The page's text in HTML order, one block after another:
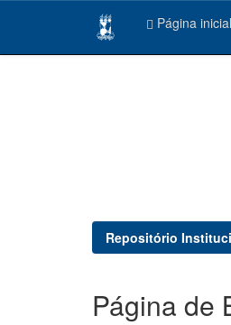
Página inicial
Repositório
Página de